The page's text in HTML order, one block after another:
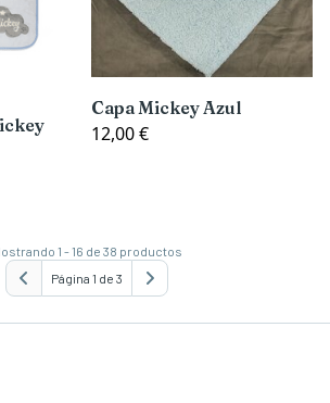
Capa Mickey Azul
12,00 €
1 - 16 de 38 productos
Página 1 de 3